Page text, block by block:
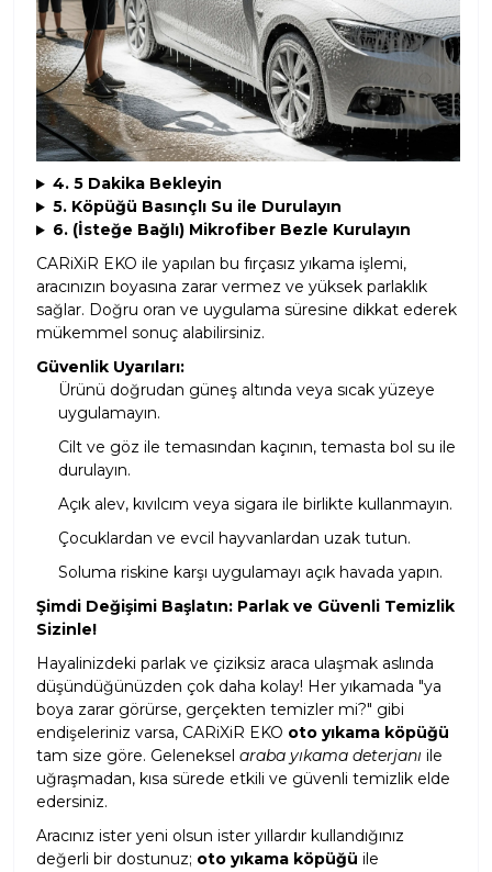
4. 5 Dakika Bekleyin
5. Köpüğü Basınçlı Su ile Durulayın
6. (İsteğe Bağlı) Mikrofiber Bezle Kurulayın
CARiXiR EKO ile yapılan bu fırçasız yıkama işlemi,
aracınızın boyasına zarar vermez ve yüksek parlaklık
sağlar. Doğru oran ve uygulama süresine dikkat ederek
mükemmel sonuç alabilirsiniz.
Güvenlik Uyarıları:
Ürünü doğrudan güneş altında veya sıcak yüzeye
uygulamayın.
Cilt ve göz ile temasından kaçının, temasta bol su ile
durulayın.
Açık alev, kıvılcım veya sigara ile birlikte kullanmayın.
Çocuklardan ve evcil hayvanlardan uzak tutun.
Soluma riskine karşı uygulamayı açık havada yapın.
Şimdi Değişimi Başlatın: Parlak ve Güvenli Temizlik
Sizinle!
Hayalinizdeki parlak ve çiziksiz araca ulaşmak aslında
düşündüğünüzden çok daha kolay! Her yıkamada "ya
boya zarar görürse, gerçekten temizler mi?" gibi
endişeleriniz varsa, CARiXiR EKO oto yıkama köpüğü
tam size göre. Geleneksel araba yıkama deterjanı ile
uğraşmadan, kısa sürede etkili ve güvenli temizlik elde
edersiniz.
Aracınız ister yeni olsun ister yıllardır kullandığınız
değerli bir dostunuz; oto yıkama köpüğü ile